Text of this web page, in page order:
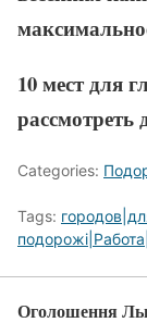
10 мест для
рассмотреть
Categories:
Tags:
Оголошення